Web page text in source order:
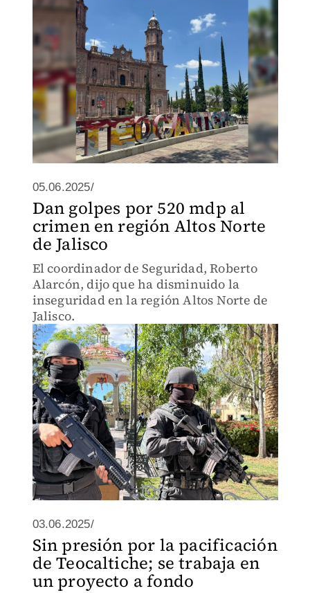
05.06.2025/
Dan golpes por 520 mdp al
crimen en región Altos Norte
de Jalisco
El coordinador de Seguridad, Roberto
Alarcón, dijo que ha disminuido la
inseguridad en la región Altos Norte de
Jalisco.
03.06.2025/
Sin presión por la pacificación
de Teocaltiche; se trabaja en
un proyecto a fondo